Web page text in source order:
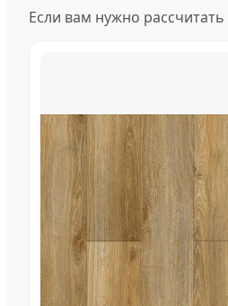
Если вам нужно рассчитать